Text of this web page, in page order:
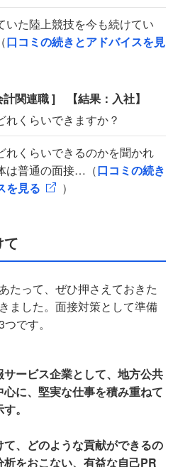
いた陸上競技を今も続けてい
口コミの続きとアドバイスを見
関連職 ] 【結果：入社】
れくらいできますか？
れくらいできるのかを聞かれ
は普通の面接…（口コミの続き
を見る
）
たって、ぜひ押さえておきた
ました。面接対策として準備
です。
ービス企業として、地方公共
に、堅実な仕事を積み重ねて
。
、どのような貢献ができるの
をおこない、有益な自己PR